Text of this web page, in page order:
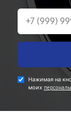
Нажимая на
моих